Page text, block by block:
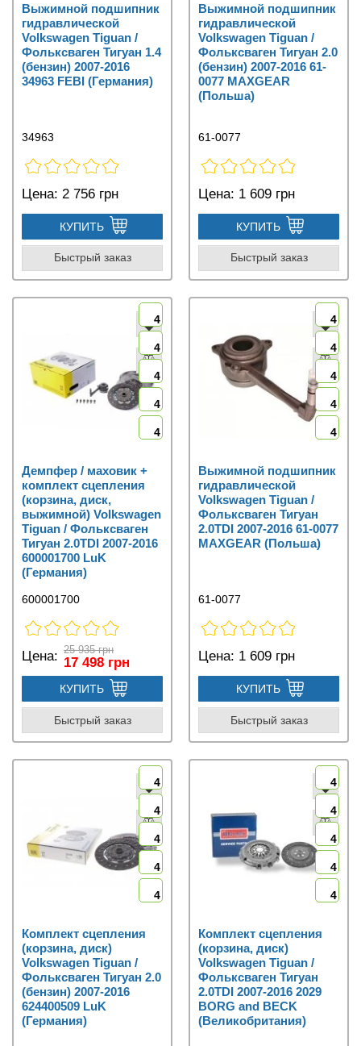
Выжимной подшипник
гидравлической
Volkswagen Tiguan /
Фольксваген Тигуан 1.4
(бензин) 2007-2016
34963 FEBI (Германия)
34963
Цена: 2 756 грн
КУПИТЬ
Быстрый заказ
Выжимной подшипник
гидравлической
Volkswagen Tiguan /
Фольксваген Тигуан 2.0
(бензин) 2007-2016 61-
0077 MAXGEAR
(Польша)
61-0077
Цена: 1 609 грн
КУПИТЬ
Быстрый заказ
4
4
4
4
4
Демпфер / маховик +
комплект сцепления
(корзина, диск,
выжимной) Volkswagen
Tiguan / Фольксваген
Тигуан 2.0TDI 2007-2016
600001700 LuK
(Германия)
600001700
Цена: 25 935 грн
17 498 грн
КУПИТЬ
Быстрый заказ
4
4
4
4
4
Выжимной подшипник
гидравлической
Volkswagen Tiguan /
Фольксваген Тигуан
2.0TDI 2007-2016 61-0077
MAXGEAR (Польша)
61-0077
Цена: 1 609 грн
КУПИТЬ
Быстрый заказ
4
4
4
4
4
Комплект сцепления
(корзина, диск)
Volkswagen Tiguan /
Фольксваген Тигуан 2.0
(бензин) 2007-2016
624400509 LuK
(Германия)
4
4
4
4
4
Комплект сцепления
(корзина, диск)
Volkswagen Tiguan /
Фольксваген Тигуан
2.0TDI 2007-2016 2029
BORG and BECK
(Великобритания)